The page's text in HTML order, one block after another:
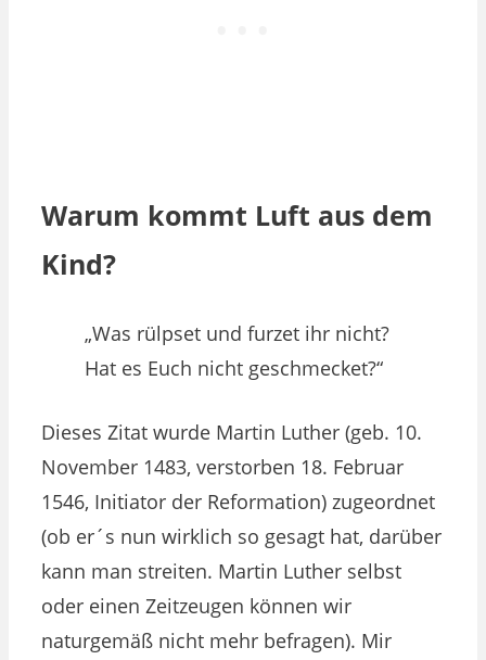
Warum kommt Luft aus dem
Kind?
„Was rülpset und furzet ihr nicht?
Hat es Euch nicht geschmecket?“
Dieses Zitat wurde Martin Luther (geb. 10.
November 1483, verstorben 18. Februar
1546, Initiator der Reformation) zugeordnet
(ob er´s nun wirklich so gesagt hat, darüber
kann man streiten. Martin Luther selbst
oder einen Zeitzeugen können wir
naturgemäß nicht mehr befragen). Mir